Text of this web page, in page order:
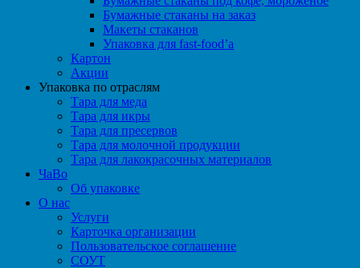
Бумажные стаканы на заказ
Макеты стаканов
Упаковка для fast-food’а
Картон
Акции
Упаковка по отраслям
Тара для меда
Тара для икры
Тара для пресервов
Тара для молочной продукции
Тара для лакокрасочных материалов
ЧаВо
Об упаковке
О нас
Услуги
Карточка организации
Пользовательское соглашение
СОУТ